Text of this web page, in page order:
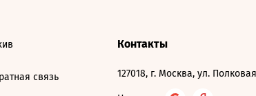
связь
Контакты
127018, г. Москва, ул.